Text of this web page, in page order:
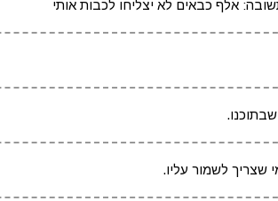
אלף כבאים לא יצליחו לכבות אותי
שצריך לשמור עליו.